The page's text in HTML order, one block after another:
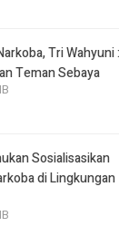
Tri Wahyuni :
Teman Sebaya
Sosialisasikan
di Lingkungan